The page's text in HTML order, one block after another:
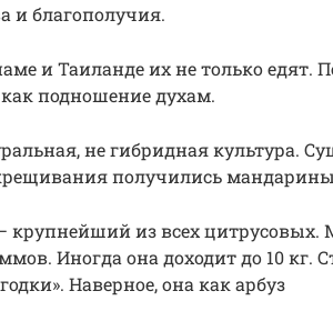
и благополучия.
и Таиланде их не только едят.
подношение духам.
не гибридная культура.
получились
крупнейший из всех цитрусовых.
Иногда она доходит до 10 кг.
Наверное, она как арбуз